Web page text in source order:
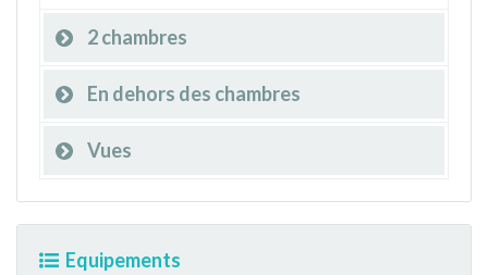
2 chambres
En dehors des chambres
Vues
Equipements